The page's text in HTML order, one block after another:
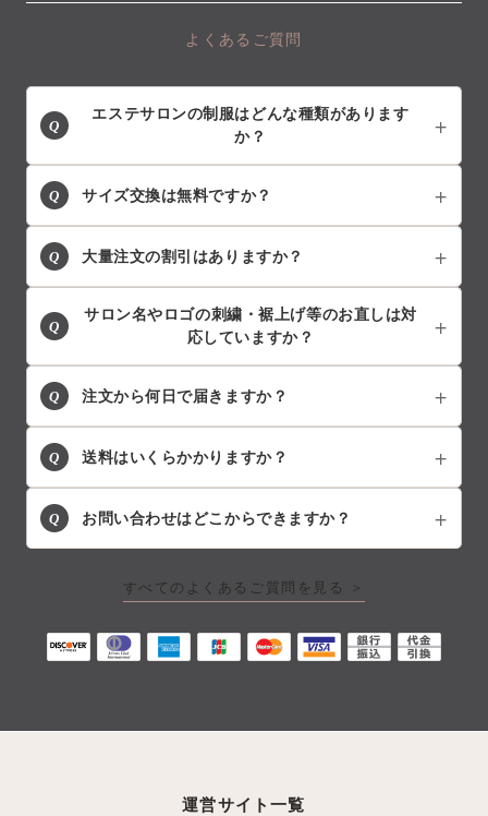
よくあるご質問
Q
エステサロンの制服はどんな種類があります
か？
Q サイズ交換は無料ですか？
Q 大量注文の割引はありますか？
Q
サロン名やロゴの刺繍・裾上げ等のお直しは対
応していますか？
Q 注文から何日で届きますか？
Q 送料はいくらかかりますか？
Q お問い合わせはどこからできますか？
すべてのよくあるご質問を見る ＞
運営サイト一覧